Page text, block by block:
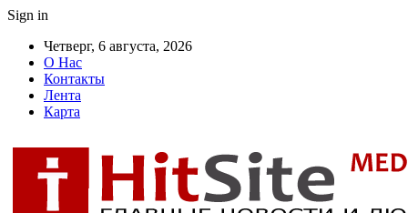
Sign in
Четверг, 6 августа, 2026
О Нас
Контакты
Лента
Карта